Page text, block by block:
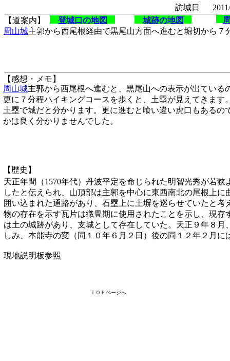
周山城主郭から西尾根へ進むと、黒尾山への表示が出ている
更に７分程ハイキングコースを歩くと、土塁が見えてきます
土塁で城だと分かります。更に進むと喰い違い虎口もあるの
かは良く分かりませんでした。
【感想・メモ】
【歴史】
【道案内】 登城口の地図 城跡の地図
天正年間（1570年代）丹波平定を命じられた明智光秀が若
したと伝えられ、山頂部は主郭を中心に東西南北の尾根上
囲い込まれた通路があり、石塁上に土塀を巡らせていたと
物の存在を示す瓦片は織豊期に使用されたことを示し、現
は土の城跡があり、支城として存在していた。天正９年８
しみ、本能寺の変（同１０年６月２日）後の同１２年２月に
現地説明板参照
周山城主郭から西尾根経由で黒尾山方面へ進むと堀切から７
ＴＯＰページへ
訪城日